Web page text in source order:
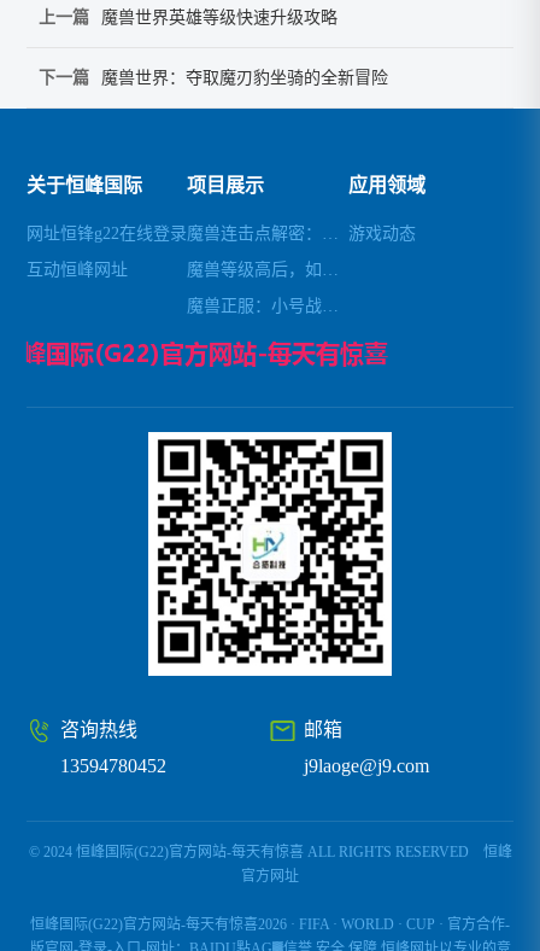
上一篇 魔兽世界英雄等级快速升级攻略
下一篇 魔兽世界：夺取魔刃豹坐骑的全新冒险
关于恒峰国际
网址恒锋g22在线登录
互动恒峰网址
项目展示 应用领域
游戏动态
邮箱
j9laoge@j9.com
咨询热线
13594780452
© 2024 恒峰国际(G22)官方网站-每天有惊喜 ALL RIGHTS RESERVED 恒峰
官方网址
恒峰国际(G22)官方网站-每天有惊喜2026 · FIFA · WORLD · CUP · 官方合作-